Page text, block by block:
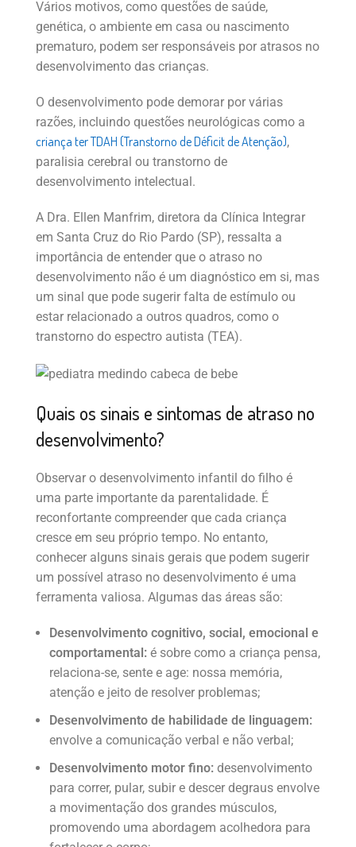
Vários motivos, como questões de saúde,
genética, o ambiente em casa ou nascimento
prematuro, podem ser responsáveis por atrasos no
desenvolvimento das crianças.
O desenvolvimento pode demorar por várias
razões, incluindo questões neurológicas como a
criança ter TDAH (Transtorno de Déficit de Atenção),
paralisia cerebral ou transtorno de
desenvolvimento intelectual.
A Dra. Ellen Manfrim, diretora da Clínica Integrar
em Santa Cruz do Rio Pardo (SP), ressalta a
importância de entender que o atraso no
desenvolvimento não é um diagnóstico em si, mas
um sinal que pode sugerir falta de estímulo ou
estar relacionado a outros quadros, como o
transtorno do espectro autista (TEA).
Quais os sinais e sintomas de atraso no
desenvolvimento?
Observar o desenvolvimento infantil do filho é
uma parte importante da parentalidade. É
reconfortante compreender que cada criança
cresce em seu próprio tempo. No entanto,
conhecer alguns sinais gerais que podem sugerir
um possível atraso no desenvolvimento é uma
ferramenta valiosa. Algumas das áreas são:
Desenvolvimento cognitivo, social, emocional e
comportamental: é sobre como a criança pensa,
relaciona-se, sente e age: nossa memória,
atenção e jeito de resolver problemas;
Desenvolvimento de habilidade de linguagem:
envolve a comunicação verbal e não verbal;
Desenvolvimento motor fino: desenvolvimento
para correr, pular, subir e descer degraus envolve
a movimentação dos grandes músculos,
promovendo uma abordagem acolhedora para